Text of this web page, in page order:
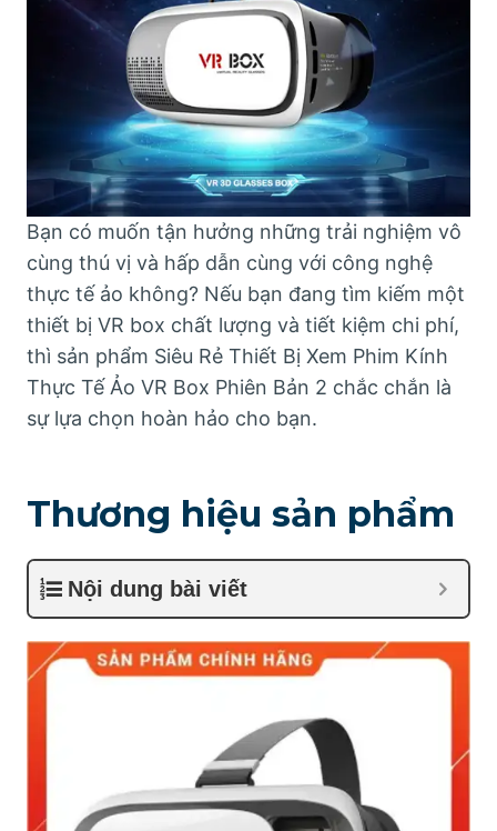
Bạn có muốn tận hưởng những trải nghiệm vô
cùng thú vị và hấp dẫn cùng với công nghệ
thực tế ảo không? Nếu bạn đang tìm kiếm một
thiết bị VR box chất lượng và tiết kiệm chi phí,
thì sản phẩm Siêu Rẻ Thiết Bị Xem Phim Kính
Thực Tế Ảo VR Box Phiên Bản 2 chắc chắn là
sự lựa chọn hoàn hảo cho bạn.
Thương hiệu sản phẩm
Nội dung bài viết